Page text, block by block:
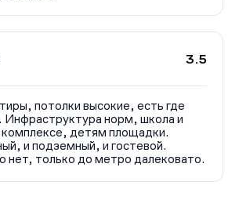
3.5
потолки высокие, есть где
Инфраструктура норм, школа и
комплексе, детям площадки.
и подземный, и гостевой.
нет, только до метро далековато.